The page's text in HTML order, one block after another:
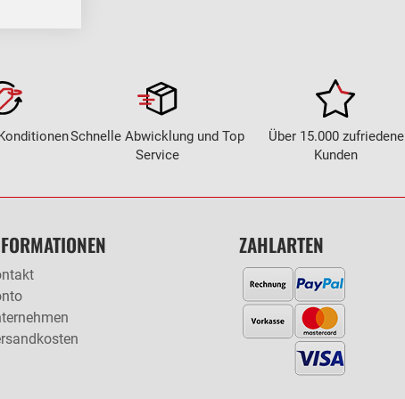
Schnelle Abwicklung und Top
Service
Über 15.000 zufriedene
Kunden
ZAHLARTEN